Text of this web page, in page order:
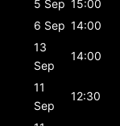
5 Sep 15:00
6 Sep 14:00
13
Sep
14:00
11
Sep
12:30